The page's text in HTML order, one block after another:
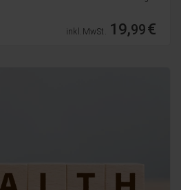
inkl. MwSt. 19,99€